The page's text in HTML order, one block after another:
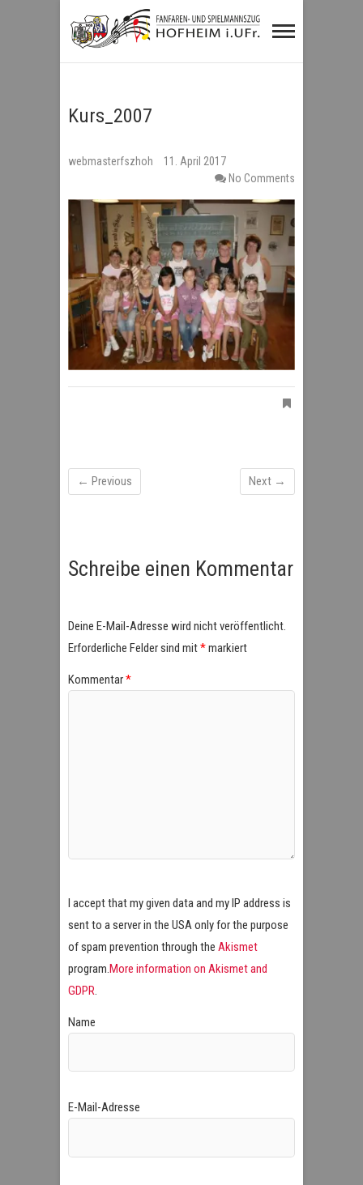
Fanfaren- und
Spielmannszug
Kurs_2007
webmasterfszhoh
11. April 2017
No Comments
← Previous Next →
Schreibe einen Kommentar
Deine E-Mail-Adresse wird nicht veröffentlicht.
Erforderliche Felder sind mit*markiert
Kommentar*
I accept that my given data and my IP address is
sent to a server in the USA only for the purpose
of spam prevention through the Akismet
program.More information on Akismet and
GDPR.
Name
E-Mail-Adresse